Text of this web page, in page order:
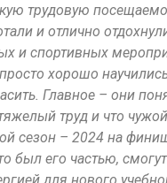
трудовую
и отлично
и спортивных
хорошо
Главное – они
труд и что
сезон – 2024 на
был его частью,
для нового